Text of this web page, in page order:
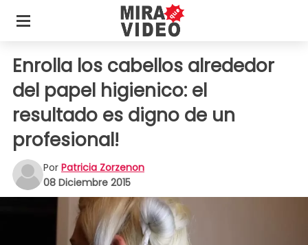
Enrolla los cabellos alrededor
del papel higienico: el
resultado es digno de un
profesional!
Por Patricia Zorzenon
08 Diciembre 2015